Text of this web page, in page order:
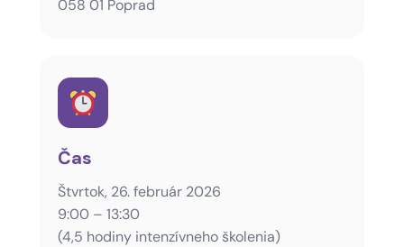
058 01 Poprad
Čas
Štvrtok, 26. február 2026
9:00 – 13:30
(4,5 hodiny intenzívneho školenia)